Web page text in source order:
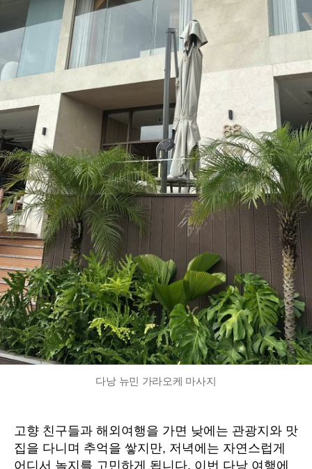
다낭 뉴민 가라오케 마사지
고향 친구들과 해외여행을 가면 낮에는 관광지와 맛
집을 다니며 추억을 쌓지만, 저녁에는 자연스럽게
어디서 놀지를 고민하게 됩니다. 이번 다낭 여행에